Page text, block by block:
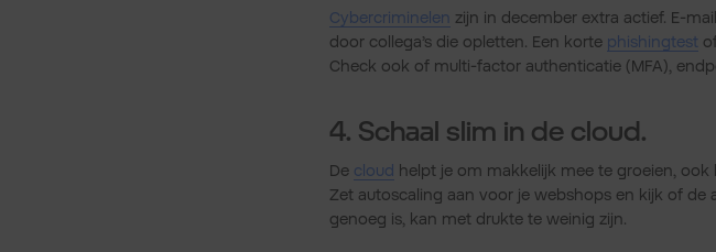
Cybercriminelen zijn in december extra actief. E-
door collega’s die opletten. Een korte phishingtest
Check ook of multi-factor authenticatie (MFA),
4. Schaal slim in de cloud.
De cloud helpt je om makkelijk mee te groeien, ook
Zet autoscaling aan voor je webshops en kijk of
genoeg is, kan met drukte te weinig zijn.